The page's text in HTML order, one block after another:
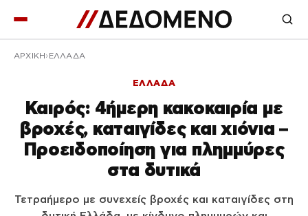
ΑΡΧΙΚΉ ΕΛΛΑΔΑ
ΕΛΛΑΔΑ
Καιρός: 4ήμερη κακοκαιρία με
βροχές, καταιγίδες και χιόνια –
Προειδοποίηση για πλημμύρες
στα δυτικά
Τετραήμερο με συνεχείς βροχές και καταιγίδες στη